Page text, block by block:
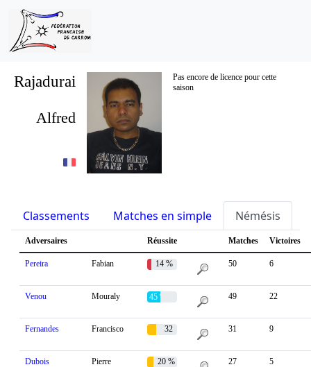
Rajadurai
Pas encore de licence pour cette
saison
Alfred
Classements Matches en simple Némésis
Adversaires Réussite Matches Victoires
Pereira Fabian 14 % 50 6
Venou Mouraly 45 % 49 22
Fernandes Francisco
32
31 9
Dubois Pierre 20 % 27 5